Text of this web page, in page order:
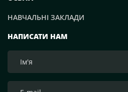
приєднатися до цієї Святої
нами! Слава Україні!
НАПИСАТИ НАМ
НАВЧАЛЬНІ ЗАКЛАДИ